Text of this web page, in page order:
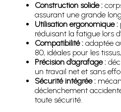
Construction solide :
assurant une grande
Utilisation ergonomique :
réduisant la fatigue lors
Compatibilité : adaptée
80, idéales pour les
Précision d’agrafage :
un travail net et sans
Sécurité intégrée :
déclenchement
toute sécurité.